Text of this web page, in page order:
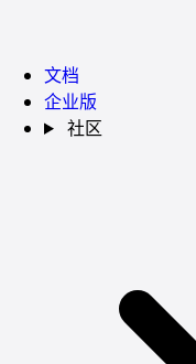
文档
企业版
社区